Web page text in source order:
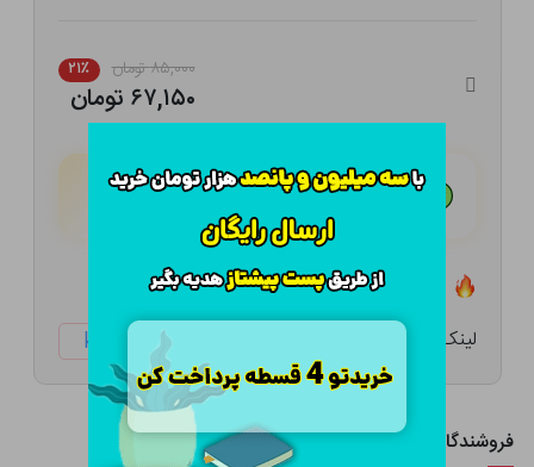
۸۵,۰۰۰ تومان ۲۱٪
۶۷,۱۵۰ تومان
هـر قسط با تــرب‌پــی:۱۶,۷۸۸ تومان
لینک کوتاه: ketabtala.com/sbp-26395
فروشندگان این کالا